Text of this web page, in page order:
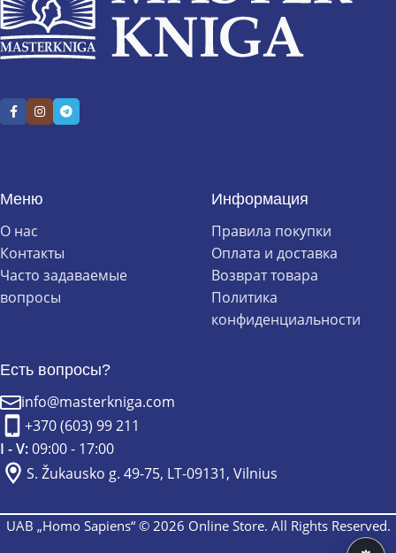
Меню
О нас
Контакты
Часто задаваемые
вопросы
Информация
Правила покупки
Оплата и доставка
Возврат товара
Политика
конфиденциальности
Есть вопросы?
info@masterkniga.com
+370 (603) 99 211
I - V:09:00 - 17:00
S. Žukausko g. 49-75, LT-09131, Vilnius
UAB „Homo Sapiens“ © 2026 Online Store. All Rights Reserved.